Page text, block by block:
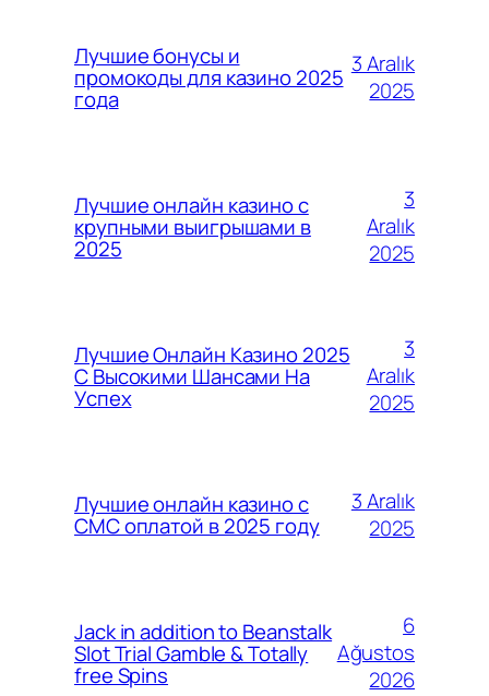
Лучшие бонусы и
промокоды для казино 2025
года
3 Aralık
2025
Лучшие онлайн казино с
крупными выигрышами в
2025
3
Aralık
2025
Лучшие Онлайн Казино 2025
С Высокими Шансами На
Успех
3
Aralık
2025
Лучшие онлайн казино с
СМС оплатой в 2025 году
3 Aralık
2025
Jack in addition to Beanstalk
Slot Trial Gamble & Totally
free Spins
6
Ağustos
2026